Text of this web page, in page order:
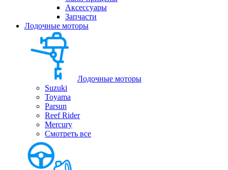
Аксессуары
Запчасти
Лодочные моторы
Лодочные моторы
Suzuki
Toyama
Parsun
Reef Rider
Mercury
Смотреть все